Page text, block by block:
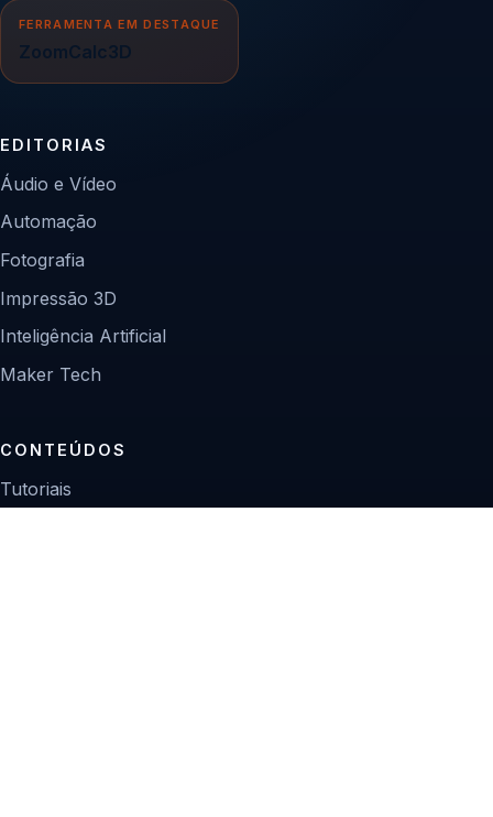
FERRAMENTA EM DESTAQUE
ZoomCalc3D
EDITORIAS
Áudio e Vídeo
Automação
Fotografia
Impressão 3D
Inteligência Artificial
Maker Tech
CONTEÚDOS
Tutoriais